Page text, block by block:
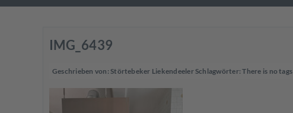
IMG_6439
Geschrieben von: Störtebeker LiekendeelerSchlagwörter:There is no tags